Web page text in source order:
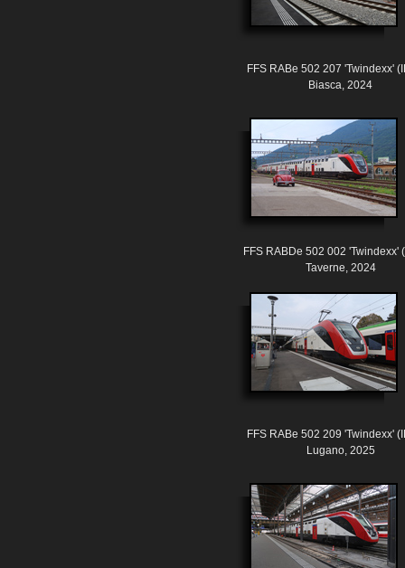
FFS RABe 502 207 'Twindexx'
Biasca, 2024
FFS RABDe 502 002 'Twindexx'
Taverne, 2024
FFS RABe 502 209 'Twindexx'
Lugano, 2025